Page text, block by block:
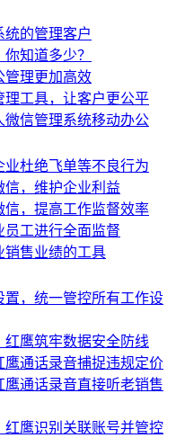
的管理客户
知道多少？
管理更加高效
工具，让客户更公平
微信管理系统移动办公
杜绝飞单等不良行为
信，维护企业利益
，提高工作监督效率
工进行全面监督
销售业绩的工具
，统一管控所有工作设
红鹰筑牢数据安全防线
通话录音捕捉违规定价
通话录音直接听老销售
红鹰识别关联账号并管控